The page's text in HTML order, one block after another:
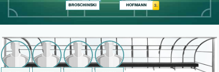
BROSCHINSKI HOFMANN 3.